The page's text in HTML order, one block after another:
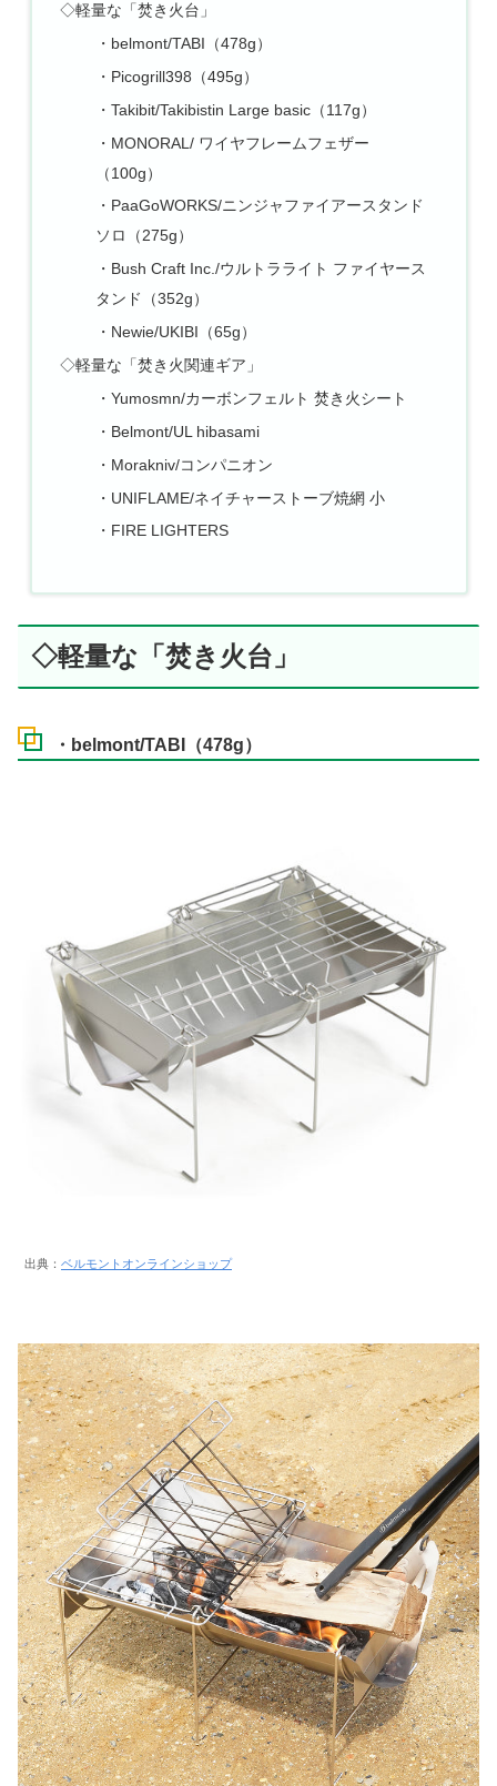
◇軽量な「焚き火台」
・belmont/TABI（478g）
・Picogrill398（495g）
・Takibit/Takibistin Large basic（117g）
・MONORAL/ ワイヤフレームフェザー
（100g）
・PaaGoWORKS/ニンジャファイアースタンド
ソロ（275g）
・Bush Craft Inc./ウルトラライト ファイヤース
タンド（352g）
・Newie/UKIBI（65g）
◇軽量な「焚き火関連ギア」
・Yumosmn/カーボンフェルト 焚き火シート
・Belmont/UL hibasami
・Morakniv/コンパニオン
・UNIFLAME/ネイチャーストーブ焼網 小
・FIRE LIGHTERS
◇軽量な「焚き火台」
・belmont/TABI（478g）
出典： ベルモントオンラインショップ